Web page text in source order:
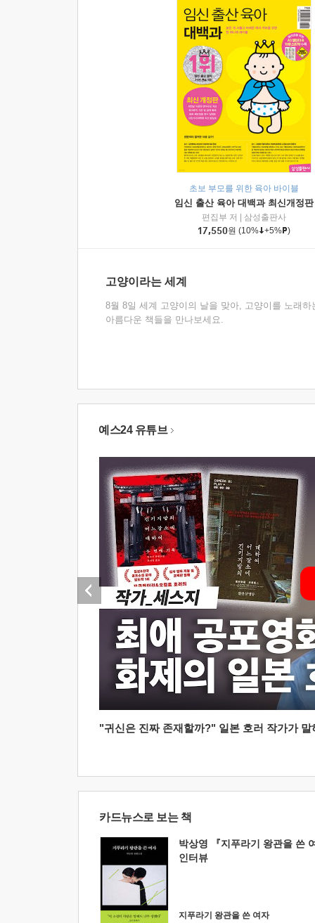
초보 부모를 위한 육아 바이블
임신 출산 육아 대백과 최신개정판
편집부 저
삼성출판사
17,550원 (10% +5% )
고양이라는 세계
8월 8일 세계 고양이의 날을 맞아, 고양이를 노래하
아름다운 책들을 만나보세요.
예스24 유튜브
"귀신은 진짜 존재할까?" 일본 호러 작가가
카드뉴스로 보는 책
박상영 『지푸라기 왕관을 쓴
인터뷰
지푸라기 왕관을 쓴 여자